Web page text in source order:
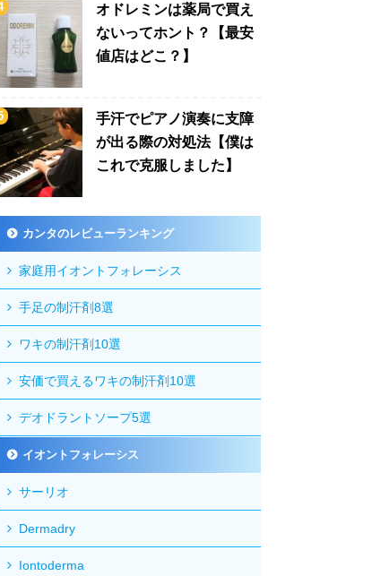
オドレミンは薬局で買え
ないってホント？【最安
値店はどこ？】
手汗でピアノ演奏に支障
が出る際の対処法【僕は
これで克服しました】
カンタのレビューランキング
家庭用イオントフォレーシス
手足の制汗剤8選
ワキの制汗剤10選
安価で買えるワキの制汗剤10選
デオドラントソープ5選
イオントフォレーシス
サーリオ
Dermadry
Iontoderma